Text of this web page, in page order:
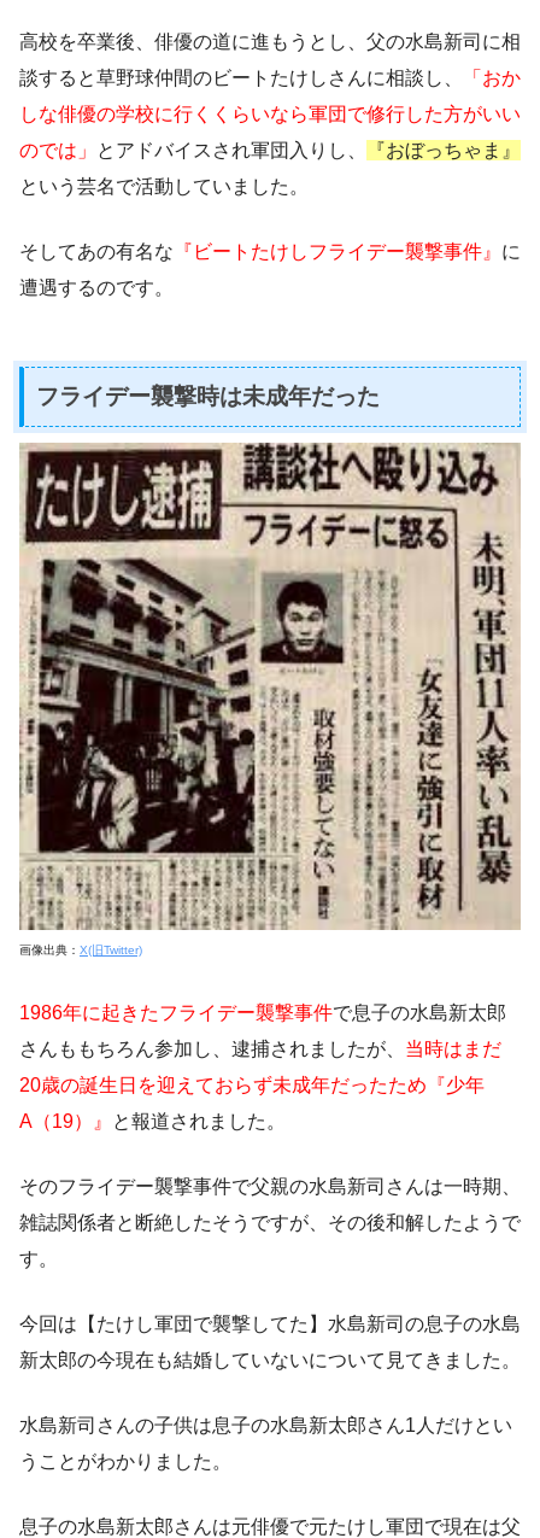
高校を卒業後、俳優の道に進もうとし、父の水島新司に相
談すると草野球仲間のビートたけしさんに相談し、
「おか
しな俳優の学校に行くくらいなら軍団で修行した方がいい
のでは」
とアドバイスされ軍団入りし、
『おぼっちゃま』
という芸名で活動していました。
そしてあの有名な 『ビートたけしフライデー襲撃事件』 に
遭遇するのです。
フライデー襲撃時は未成年だった
画像出典： X(旧Twitter)
1986年に起きたフライデー襲撃事件で息子の水島新太郎
さんももちろん参加し、逮捕されましたが、 当時はまだ
20歳の誕生日を迎えておらず未成年だったため『少年
A（19）』
と報道されました。
そのフライデー襲撃事件で父親の水島新司さんは一時期、
雑誌関係者と断絶したそうですが、その後和解したようで
す。
今回は【たけし軍団で襲撃してた】水島新司の息子の水島
新太郎の今現在も結婚していないについて見てきました。
水島新司さんの子供は息子の水島新太郎さん1人だけとい
うことがわかりました。
息子の水島新太郎さんは元俳優で元たけし軍団で現在は父